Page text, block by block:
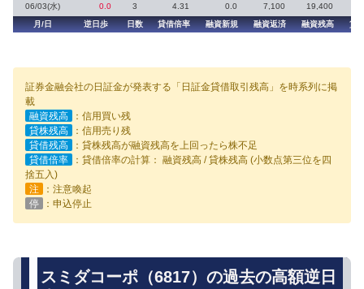
06/03(水) 0.0 3 4.31 0.0 7,100 19,400
月/日
逆日歩 日数 貸借倍率 融資新規 融資返済 融資残高 貸
証券金融会社の日証金が発表する「日証金貸借取引残高」を時系列に掲
載
融資残高
：信用買い残
貸株残高
：信用売り残
貸借残高
：貸株残高が融資残高を上回ったら株不足
貸借倍率
：貸借倍率の計算： 融資残高 / 貸株残高 (小数点第三位を四
捨五入)
注
：注意喚起
停
：申込停止
スミダコーポ（6817）の過去の高額逆日